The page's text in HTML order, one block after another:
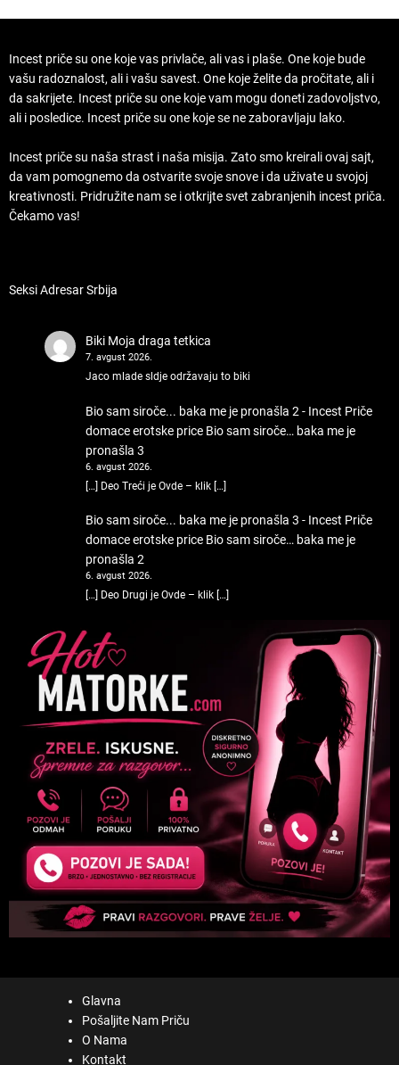
Incest priče su one koje vas privlače, ali vas i plaše. One koje bude
vašu radoznalost, ali i vašu savest. One koje želite da pročitate, ali i
da sakrijete. Incest priče su one koje vam mogu doneti zadovoljstvo,
ali i posledice. Incest priče su one koje se ne zaboravljaju lako.
Incest priče su naša strast i naša misija. Zato smo kreirali ovaj sajt,
da vam pomognemo da ostvarite svoje snove i da uživate u svojoj
kreativnosti. Pridružite nam se i otkrijte svet zabranjenih incest priča.
Čekamo vas!
Seksi Adresar Srbija
Biki Moja draga tetkica
7. avgust 2026.
Jaco mlade sldje održavaju to biki
Bio sam siroče... baka me je pronašla 2 - Incest Priče
domace erotske price Bio sam siroče… baka me je
pronašla 3
6. avgust 2026.
[…] Deo Treći je Ovde – klik […]
Bio sam siroče... baka me je pronašla 3 - Incest Priče
domace erotske price Bio sam siroče… baka me je
pronašla 2
6. avgust 2026.
[…] Deo Drugi je Ovde – klik […]
Glavna
Pošaljite Nam Priču
O Nama
Kontakt